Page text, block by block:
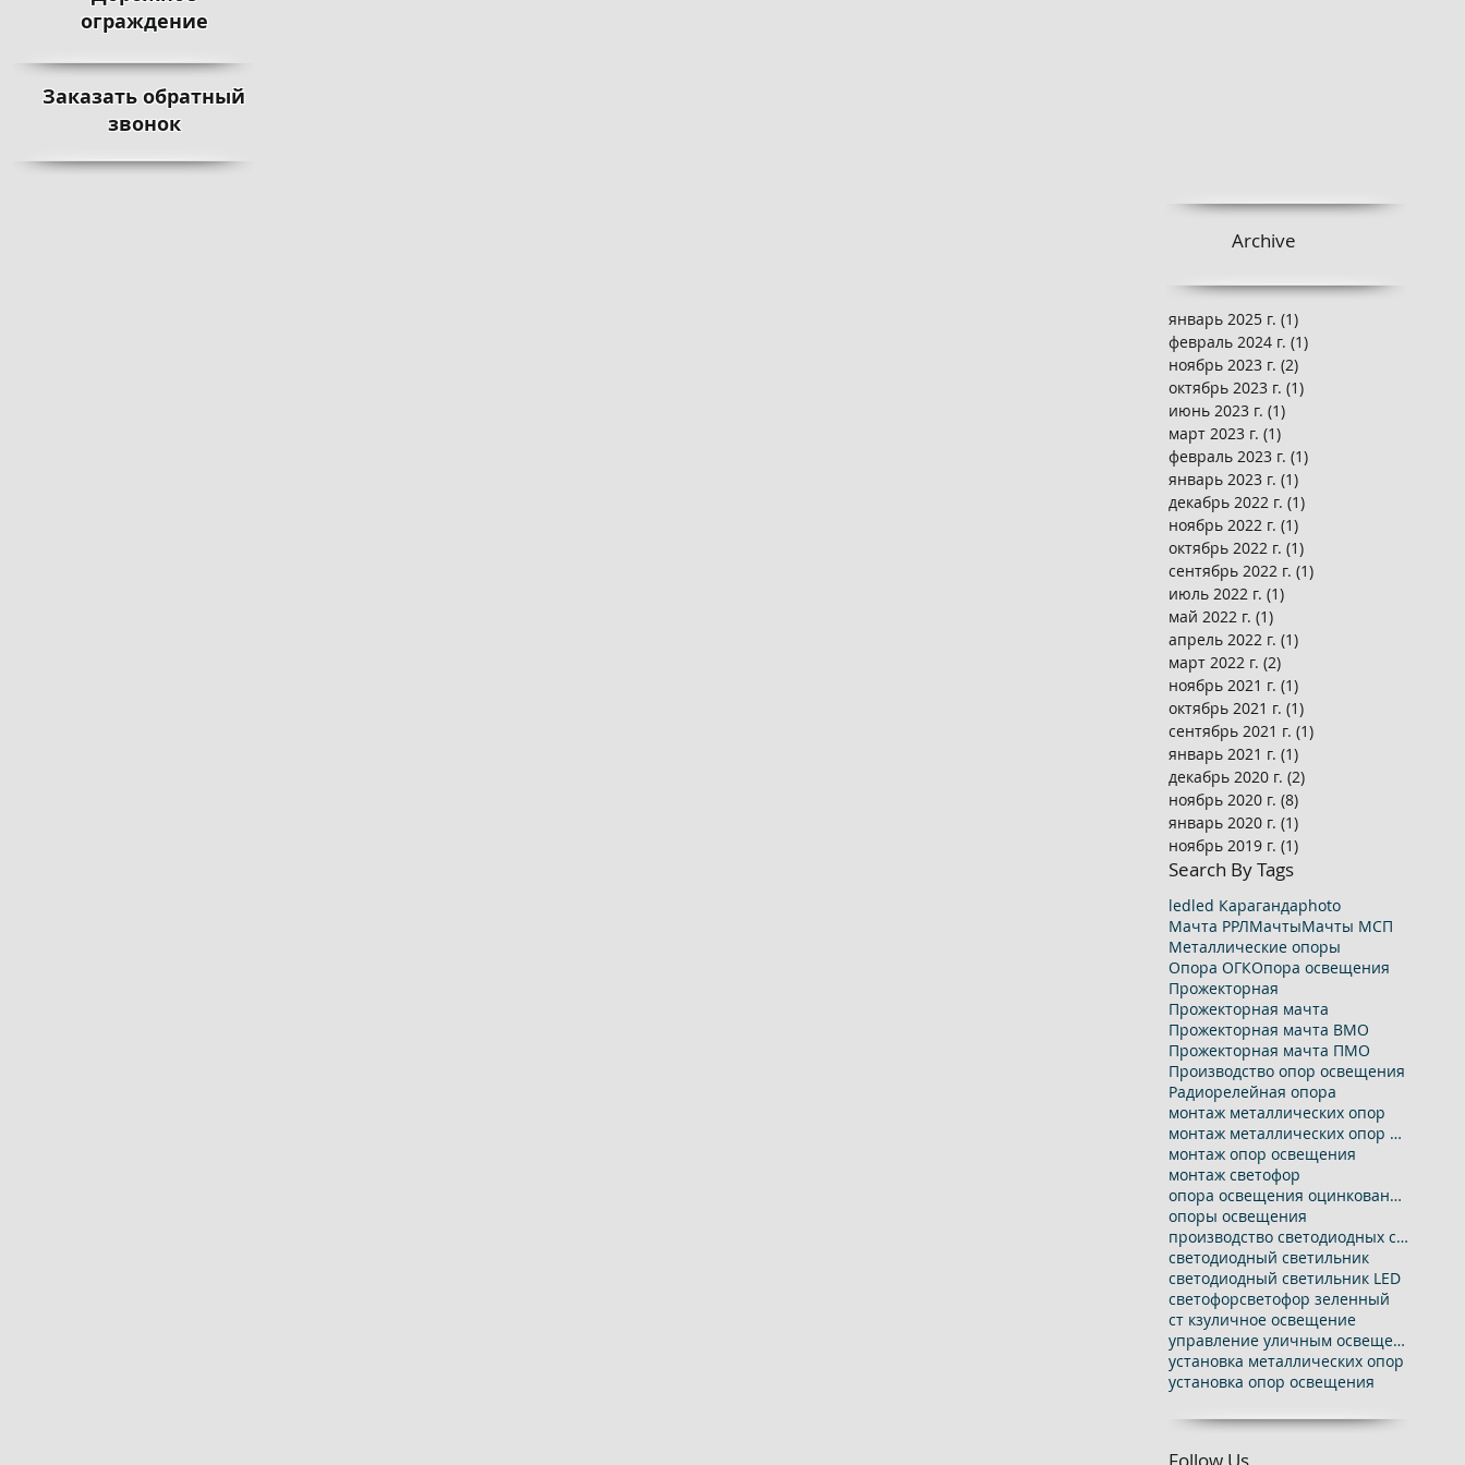
ограждение
Заказать обратный
звонок
Archive
январь 2025 г. (1)
февраль 2024 г. (1)
ноябрь 2023 г. (2)
октябрь 2023 г. (1)
июнь 2023 г. (1)
март 2023 г. (1)
февраль 2023 г. (1)
январь 2023 г. (1)
декабрь 2022 г. (1)
ноябрь 2022 г. (1)
октябрь 2022 г. (1)
сентябрь 2022 г. (1)
июль 2022 г. (1)
май 2022 г. (1)
апрель 2022 г. (1)
март 2022 г. (2)
ноябрь 2021 г. (1)
октябрь 2021 г. (1)
сентябрь 2021 г. (1)
январь 2021 г. (1)
декабрь 2020 г. (2)
ноябрь 2020 г. (8)
январь 2020 г. (1)
ноябрь 2019 г. (1)
Search By Tags
ledled Карагандаphoto
Мачта РРЛМачтыМачты МСП
Металлические опоры
Опора ОГКОпора освещения
Прожекторная
Прожекторная мачта
Прожекторная мачта ВМО
Прожекторная мачта ПМО
Производство опор освещения
Радиорелейная опора
монтаж металлических опор
монтаж металлических опор освещения
монтаж опор освещения
монтаж светофор
опора освещения оцинкованная
опоры освещения
производство светодиодных светильников
светодиодный светильник
светодиодный светильник LED
светофорсветофор зеленный
ст кзуличное освещение
управление уличным освещением
установка металлических опор
установка опор освещения